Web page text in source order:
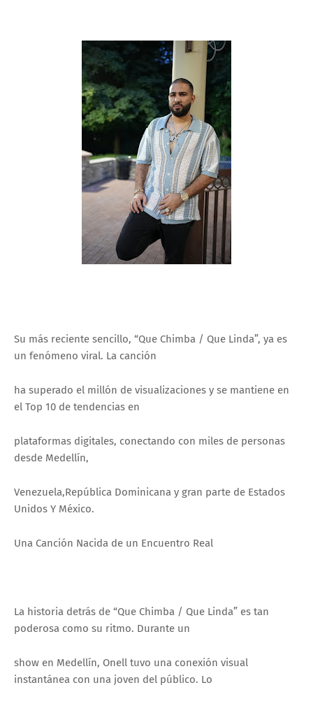
Su más reciente sencillo, “Que Chimba / Que Linda”, ya es
un fenómeno viral. La canción
ha superado el millón de visualizaciones y se mantiene en
el Top 10 de tendencias en
plataformas digitales, conectando con miles de personas
desde Medellín,
Venezuela,República Dominicana y gran parte de Estados
Unidos Y México.
Una Canción Nacida de un Encuentro Real
La historia detrás de “Que Chimba / Que Linda” es tan
poderosa como su ritmo. Durante un
show en Medellín, Onell tuvo una conexión visual
instantánea con una joven del público. Lo